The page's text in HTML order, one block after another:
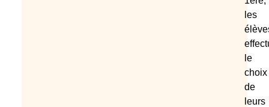
les
le
choix
de
leurs